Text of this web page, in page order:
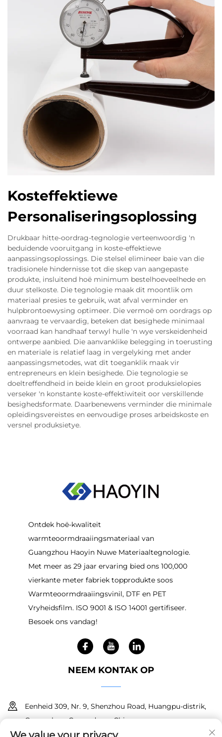
Kosteffektiewe
Personaliseringsoplossing
Drukbaar hitte-oordrag-tegnologie verteenwoordig 'n
beduidende vooruitgang in koste-effektiewe
aanpassingsoplossings. Die stelsel elimineer baie van die
tradisionele hindernisse tot die skep van aangepaste
produkte, insluitend hoë minimum bestelhoeveelhede en
duur stelkoste. Die tegnologie maak dit moontlik om
materiaal presies te gebruik, wat afval verminder en
hulpbrontoewysing optimeer. Die vermoë om oordrags op
aanvraag te vervaardig, beteken dat besighede minimaal
voorraad kan handhaaf terwyl hulle 'n wye verskeidenheid
ontwerpe aanbied. Die aanvanklike belegging in toerusting
en materiale is relatief laag in vergelyking met ander
aanpassingsmetodes, wat dit toeganklik maak vir
entrepreneurs en klein besighede. Die tegnologie se
doeltreffendheid in beide klein en groot produksielopies
verseker 'n konstante koste-effektiwiteit oor verskillende
besighedsformate. Daarbenewens verminder die minimale
opleidingsvereistes en eenvoudige proses arbeidskoste en
versnel produksietye.
Ontdek hoë-kwaliteit
warmteoormdraaiingsmateriaal van
Guangzhou Haoyin Nuwe Materiaaltegnologie.
Met meer as 29 jaar ervaring bied ons 100,000
vierkante meter fabriek topprodukte soos
Warmteoormdraaiingsvinil, DTF en PET
Vryheidsfilm. ISO 9001 & ISO 14001 gertifiseer.
Besoek ons vandag!
NEEM KONTAK OP
Eenheid 309, Nr. 9, Shenzhou Road, Huangpu-distrik,
Guangzhou, Guangdong, China